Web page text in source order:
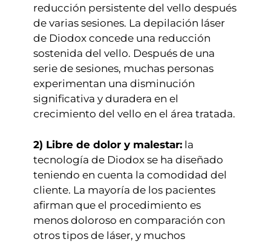
reducción persistente del vello después
de varias sesiones. La depilación láser
de Diodox concede una reducción
sostenida del vello. Después de una
serie de sesiones, muchas personas
experimentan una disminución
significativa y duradera en el
crecimiento del vello en el área tratada.
2) Libre de dolor y malestar: la
tecnología de Diodox se ha diseñado
teniendo en cuenta la comodidad del
cliente. La mayoría de los pacientes
afirman que el procedimiento es
menos doloroso en comparación con
otros tipos de láser, y muchos